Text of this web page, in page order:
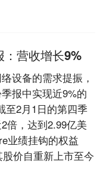
营收增长9%
设备的需求提振，
报中实现近9%的
至2月1日的第四季
倍，达到2.99亿美
业绩挂钩的权益
价自重新上市至今